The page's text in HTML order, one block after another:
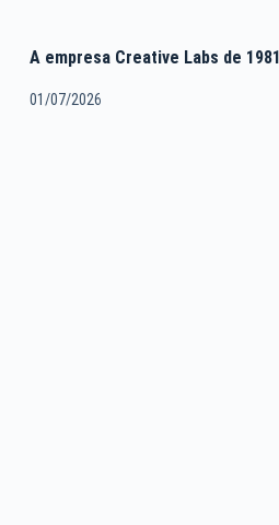
A empresa Creative Labs de 1981
01/07/2026